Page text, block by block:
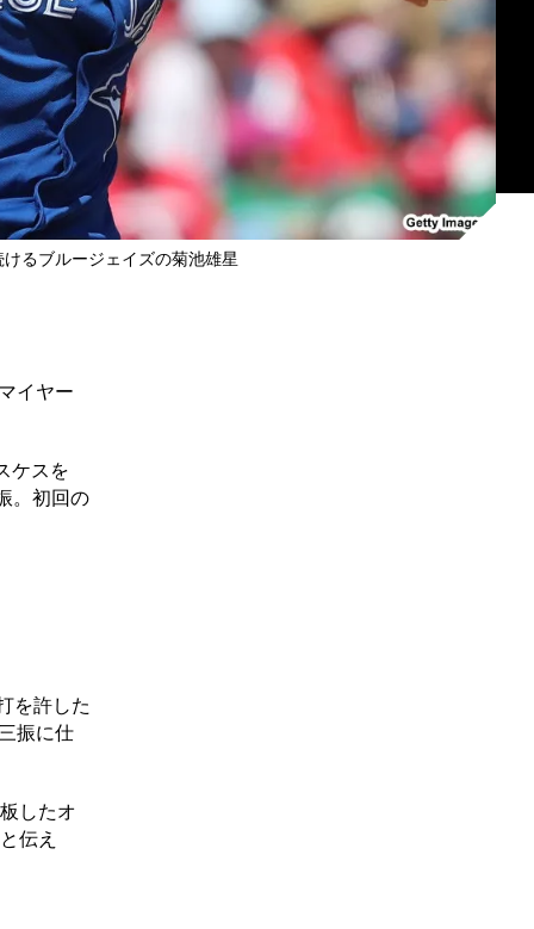
るブルージェイズの菊池雄星
イヤー
ケスを
。初回の
を許した
振に仕
したオ
伝え